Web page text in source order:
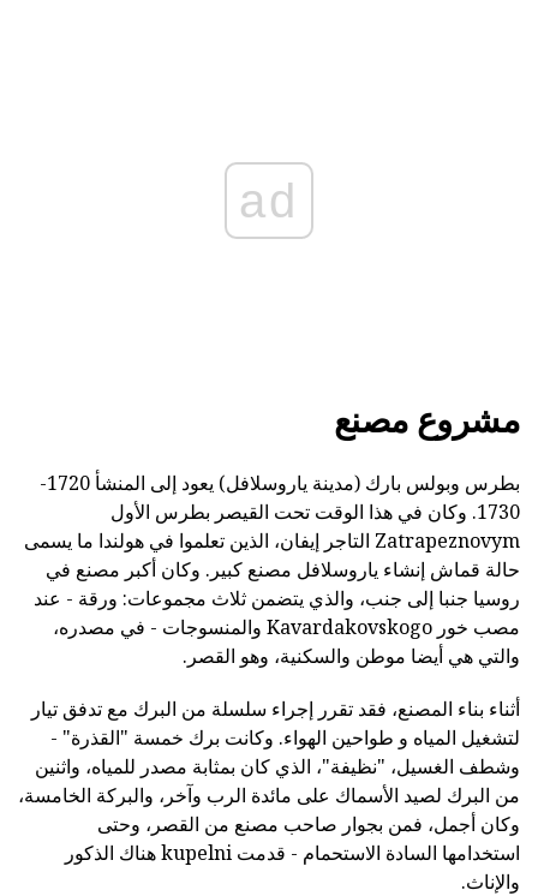
ad
مشروع مصنع
بطرس وبولس بارك (مدينة ياروسلافل) يعود إلى المنشأ 1720-
1730. وكان في هذا الوقت تحت القيصر بطرس الأول
Zatrapeznovym التاجر إيفان، الذين تعلموا في هولندا ما يسمى
حالة قماش إنشاء ياروسلافل مصنع كبير. وكان أكبر مصنع في
روسيا جنبا إلى جنب، والذي يتضمن ثلاث مجموعات: ورقة - عند
مصب خور Kavardakovskogo والمنسوجات - في مصدره،
والتي هي أيضا موطن والسكنية، وهو القصر.
أثناء بناء المصنع، فقد تقرر إجراء سلسلة من البرك مع تدفق تيار
لتشغيل المياه و طواحين الهواء. وكانت برك خمسة "القذرة" -
وشطف الغسيل، "نظيفة"، الذي كان بمثابة مصدر للمياه، واثنين
من البرك لصيد الأسماك على مائدة الرب وآخر، والبركة الخامسة،
وكان أجمل، فمن بجوار صاحب مصنع من القصر، وحتى
استخدامها السادة الاستحمام - قدمت kupelni هناك الذكور
والإناث.